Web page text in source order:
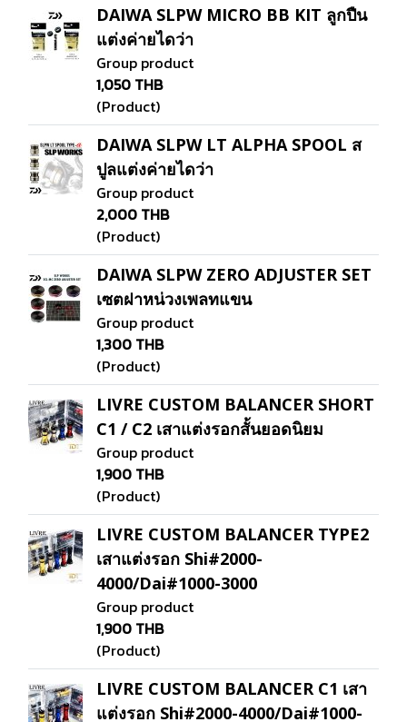
DAIWA SLPW MICRO BB KIT ลูกปืน
แต่งค่ายไดว่า
Group product
1,050 THB
(Product)
DAIWA SLPW LT ALPHA SPOOL ส
ปูลแต่งค่ายไดว่า
Group product
2,000 THB
(Product)
DAIWA SLPW ZERO ADJUSTER SET
เซตฝาหน่วงเพลทแขน
Group product
1,300 THB
(Product)
LIVRE CUSTOM BALANCER SHORT
C1 / C2 เสาแต่งรอกสั้นยอดนิยม
Group product
1,900 THB
(Product)
LIVRE CUSTOM BALANCER TYPE2
เสาแต่งรอก Shi#2000-
4000/Dai#1000-3000
Group product
1,900 THB
(Product)
LIVRE CUSTOM BALANCER C1 เสา
แต่งรอก Shi#2000-4000/Dai#1000-